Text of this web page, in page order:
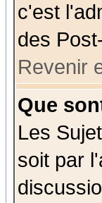
c'est
des
Revenir
Que
Les
soit par